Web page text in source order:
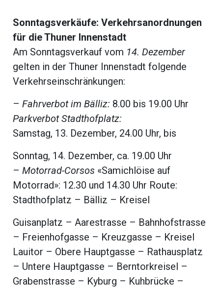
Sonntagsverkäufe: Verkehrsanordnungen
für die Thuner Innenstadt
Am Sonntagsverkauf vom 14. Dezember
gelten in der Thuner Innenstadt folgende
Verkehrseinschränkungen:
–Fahrverbot im Bälliz: 8.00 bis 19.00 Uhr
Parkverbot Stadthofplatz:
Samstag, 13. Dezember, 24.00 Uhr, bis
Sonntag, 14. Dezember, ca. 19.00 Uhr
–Motorrad-Corsos «Samichlöise auf
Motorrad»: 12.30 und 14.30 Uhr Route:
Stadthofplatz – Bälliz – Kreisel
Guisanplatz – Aarestrasse – Bahnhofstrasse
– Freienhofgasse – Kreuzgasse – Kreisel
Lauitor – Obere Hauptgasse – Rathausplatz
– Untere Hauptgasse – Berntorkreisel –
Grabenstrasse – Kyburg – Kuhbrücke –